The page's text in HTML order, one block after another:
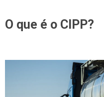
O que é o CIPP?